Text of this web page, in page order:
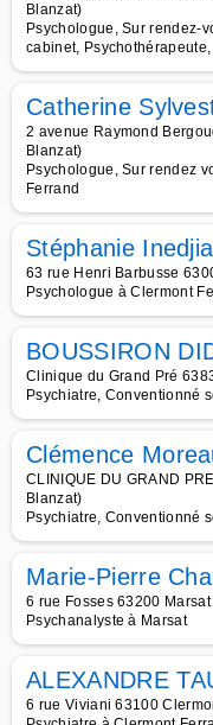
Blanzat)
Psychologue, Sur rendez-
cabinet, Psychothérapeute,
Catherine
2 avenue Raymond
Blanzat)
Psychologue, Sur rendez
Ferrand
Stéphanie
63 rue Henri Barbusse
Psychologue à Clermont
BOUSSIRON
Clinique du Grand Pré
Psychiatre, Conventionné
Clémence
CLINIQUE DU GRAND
Blanzat)
Psychiatre, Conventionné
Marie-Pierre
6 rue Fosses 63200
Psychanalyste à Marsat
ALEXANDRE
6 rue Viviani 63100